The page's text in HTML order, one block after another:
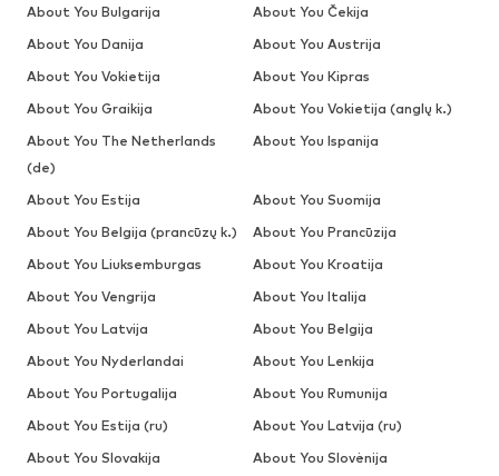
About You Bulgarija
About You Čekija
About You Danija
About You Austrija
About You Vokietija
About You Kipras
About You Graikija
About You Vokietija (anglų k.)
About You The Netherlands
(de)
About You Ispanija
About You Estija
About You Suomija
About You Belgija (prancūzų k.)
About You Prancūzija
About You Liuksemburgas
About You Kroatija
About You Vengrija
About You Italija
About You Latvija
About You Belgija
About You Nyderlandai
About You Lenkija
About You Portugalija
About You Rumunija
About You Estija (ru)
About You Latvija (ru)
About You Slovakija
About You Slovėnija